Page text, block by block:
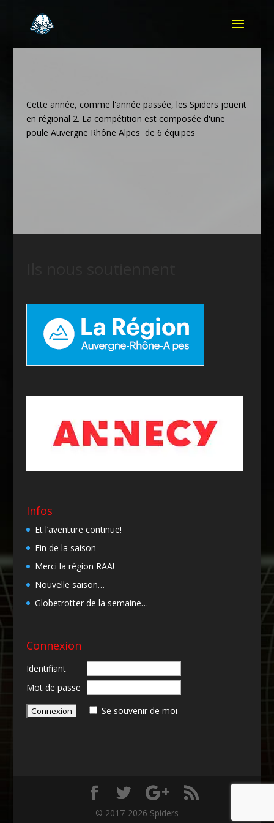
Cette année, comme l'année passée, les Spiders jouent
en régional 2. La compétition est composée d'une
poule Auvergne Rhône Alpes de 6 équipes
Infos
Et l’aventure continue!
Fin de la saison
Merci la région RAA!
Nouvelle saison…
Globetrotter de la semaine…
Connexion
Identifiant
Mot de passe
Se souvenir de moi
© 2017-2026 Spiders